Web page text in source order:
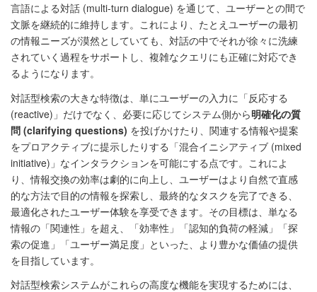
言語による対話 (multi-turn dialogue) を通じて、ユーザーとの間で
文脈を継続的に維持します。これにより、たとえユーザーの最初
の情報ニーズが漠然としていても、対話の中でそれが徐々に洗練
されていく過程をサポートし、複雑なクエリにも正確に対応でき
るようになります。
対話型検索の大きな特徴は、単にユーザーの入力に「反応する
(reactive)」だけでなく、必要に応じてシステム側から明確化の質
問 (clarifying questions) を投げかけたり、関連する情報や提案
をプロアクティブに提示したりする「混合イニシアティブ (mixed
initiative)」なインタラクションを可能にする点です。これによ
り、情報交換の効率は劇的に向上し、ユーザーはより自然で直感
的な方法で目的の情報を探索し、最終的なタスクを完了できる、
最適化されたユーザー体験を享受できます。その目標は、単なる
情報の「関連性」を超え、「効率性」「認知的負荷の軽減」「探
索の促進」「ユーザー満足度」といった、より豊かな価値の提供
を目指しています。
対話型検索システムがこれらの高度な機能を実現するためには、